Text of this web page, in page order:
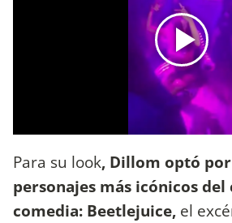
Para su look, Dillom optó
personajes más icónicos
comedia: Beetlejuice, el